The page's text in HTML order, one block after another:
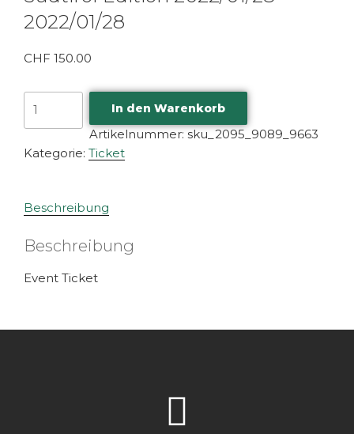
2022/01/28
CHF 150.00
In den Warenkorb
Artikelnummer: sku_2095_9089_9663
Kategorie: Ticket
Beschreibung
Beschreibung
Event Ticket